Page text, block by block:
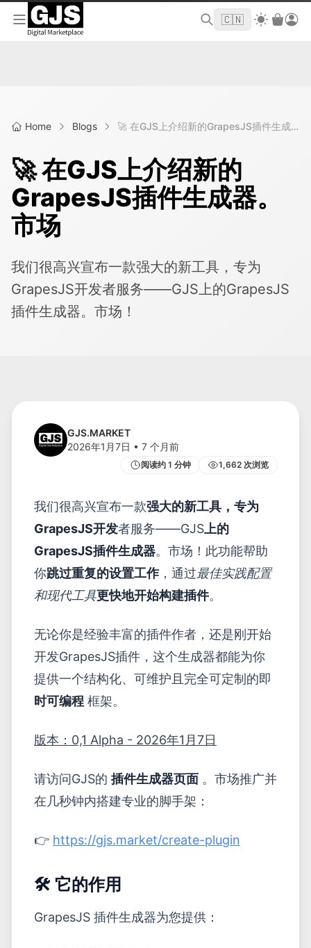
欢迎来到 GJS.MARKET！使用优惠码 WELCOME2026
首单立
🇨🇳
Home Blogs 🚀 在GJS上介绍新的GrapesJS插件生成器。市场
🚀 在GJS上介绍新的
GrapesJS插件生成器。
市场
我们很高兴宣布一款强大的新工具，专为
GrapesJS开发者服务——GJS上的GrapesJS
插件生成器。市场！
GJS.MARKET
2026年1月7日 • 7 个月前
阅读约 1 分钟 1,662 次浏览
我们很高兴宣布一款强大的新工具，专为
GrapesJS开发者服务——GJS 上的
GrapesJS插件生成器。市场！此功能帮助
你跳过重复的设置工作，通过最佳实践配置
和现代工具更快地开始构建插件。
无论你是经验丰富的插件作者，还是刚开始
开发GrapesJS插件，这个生成器都能为你
提供一个结构化、可维护且完全可定制的即
时可编程 框架。
版本：0,1 Alpha - 2026年1月7日
请访问GJS的 插件生成器页面 。市场推广并
在几秒钟内搭建专业的脚手架：
👉 https://gjs.market/create-plugin
🛠 它的作用
GrapesJS 插件生成器为您提供：